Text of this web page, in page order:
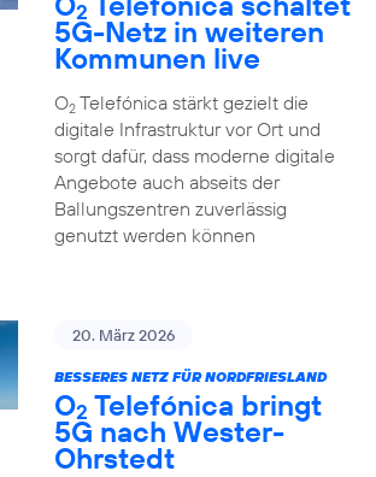
2
5G-Netz in weiteren
Kommunen live
O2Telefónica stärkt gezielt die
digitale Infrastruktur vor Ort und
sorgt dafür, dass moderne digitale
Angebote auch abseits der
Ballungszentren zuverlässig
genutzt werden können
20. März 2026
BESSERES NETZ FÜR NORDFRIESLAND
O2 Telefónica bringt
5G nach Wester-
Ohrstedt